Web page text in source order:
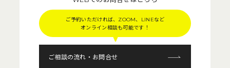
ご予約いただければ、ZOOM、LINEなど
オンライン相談も可能です！
ご相談の流れ・お問合せ